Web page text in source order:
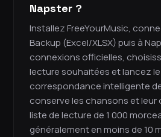
Napster ?
Installez FreeYourMusic,
Backup (Excel/XLSX) puis à
connexions officielles,
lecture souhaitées et lancez
correspondance intelligente
conserve les chansons et
liste de lecture de 1 000
généralement en moins de 10